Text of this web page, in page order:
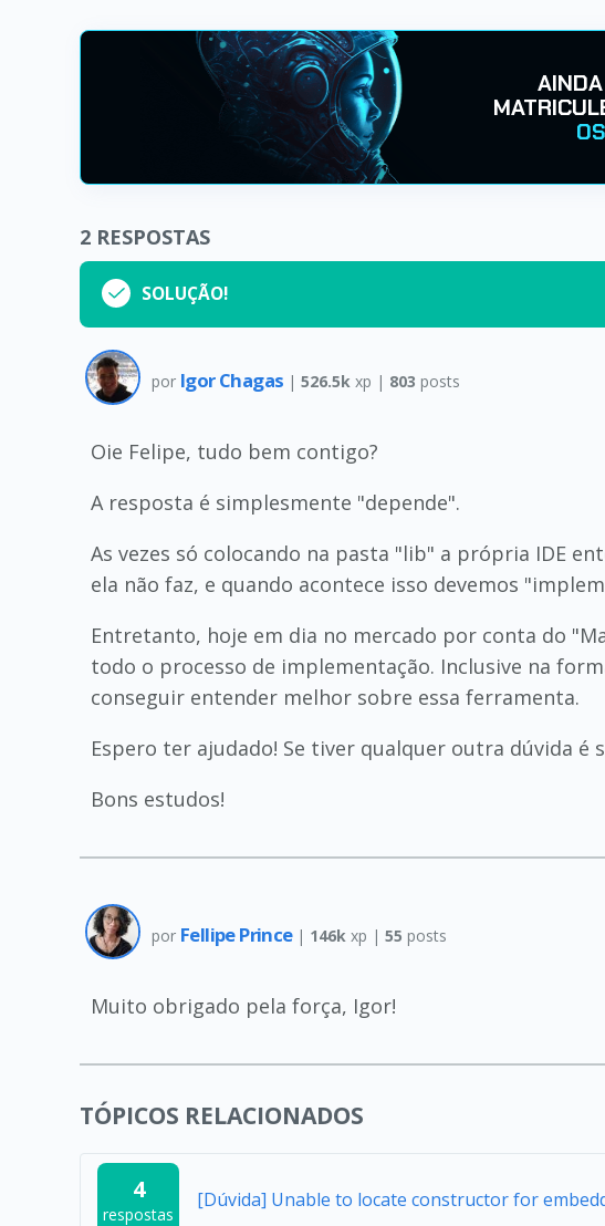
2 RESPOSTAS
SOLUÇÃO!
por Igor Chagas | 526.5k xp | 803 posts
Oie Felipe, tudo bem contigo?
A resposta é simplesmente "depende".
As vezes só colocando na pasta "lib" a própria IDE
ela não faz, e quando acontece isso devemos
Entretanto, hoje em dia no mercado por conta do
todo o processo de implementação. Inclusive na
conseguir entender melhor sobre essa ferramenta.
Espero ter ajudado! Se tiver qualquer outra dúvida é
Bons estudos!
por Fellipe Prince | 146k xp | 55 posts
Muito obrigado pela força, Igor!
TÓPICOS RELACIONADOS
4
respostas
[Dúvida] Unable to locate constructor for